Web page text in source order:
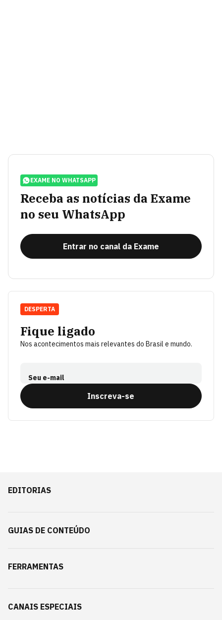
EXAME NO WHATSAPP
Receba as notícias da Exame
no seu WhatsApp
Entrar no canal da Exame
Fique ligado
Nos acontecimentos mais relevantes do Brasil e mundo.
Seu e-mail
Inscreva-se
DESPERTA
EDITORIAS
GUIAS DE CONTEÚDO
FERRAMENTAS
CANAIS ESPECIAIS